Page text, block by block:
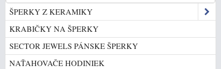
ŠPERKY Z KERAMIKY
KRABIČKY NA ŠPERKY
SECTOR JEWELS PÁNSKE ŠPERKY
NAŤAHOVAČE HODINIEK